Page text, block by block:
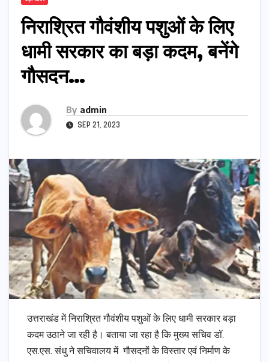
निराश्रित गौवंशीय पशुओं के लिए
धामी सरकार का बड़ा कदम, बनेंगे
गौसदन…
By admin
SEP 21, 2023
उत्तराखंड में निराश्रित गौवंशीय पशुओं के लिए धामी सरकार बड़ा
कदम उठाने जा रही है। बताया जा रहा है कि मुख्य सचिव डॉ.
एस.एस. संधु ने सचिवालय में गौसदनों के विस्तार एवं निर्माण के